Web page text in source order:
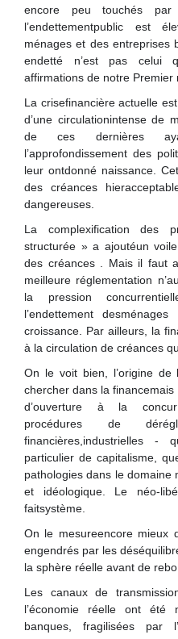
encore peu touchés
l’endettementpublic est
ménages et des entreprises
endetté n’est pas celui
affirmations de notre Premier
La crisefinancière actuelle
d’une circulationintense de
de ces dernières
l’approfondissement des
leur ontdonné naissance.
des créances
dangereuses.
La complexification des
structurée » a ajoutéun
des créances . Mais il faut
meilleure réglementation
la pression
l’endettement
croissance. Par ailleurs, la
à la circulation de créances
On le voit bien, l’origine de
chercher dans la
d’ouverture à la
procédures de
financières,industrielles -
particulier de capitalisme,
pathologies dans le domaine
et idéologique. Le néo-
faitsystème.
On le mesureencore mieux
engendrés par les
la sphère réelle avant de
Les canaux de
l’économie réelle ont été
banques, fragilisées par